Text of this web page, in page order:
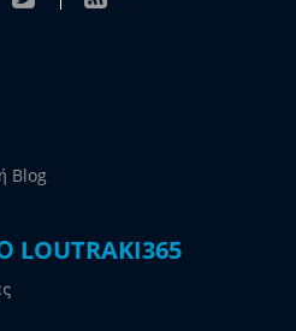
Blog
LOUTRAKI365